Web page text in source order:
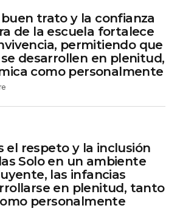
trato y la confianza
de la escuela fortalece
permitiendo que
se desarrollen en plenitud,
como personalmente
el respeto y la inclusión
Solo en un ambiente
las infancias
en plenitud, tanto
personalmente